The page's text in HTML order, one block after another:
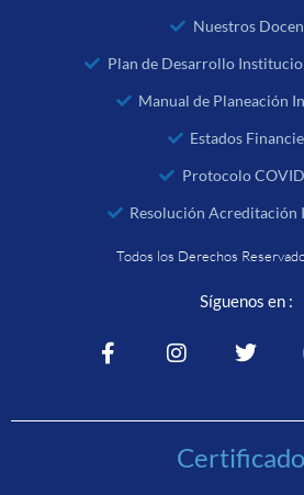
Nuestros
Plan de Desarrollo
Manual de Planeación
Estados
Protocolo
Resolución Acreditación
Todos los Derechos
Síguenos en :